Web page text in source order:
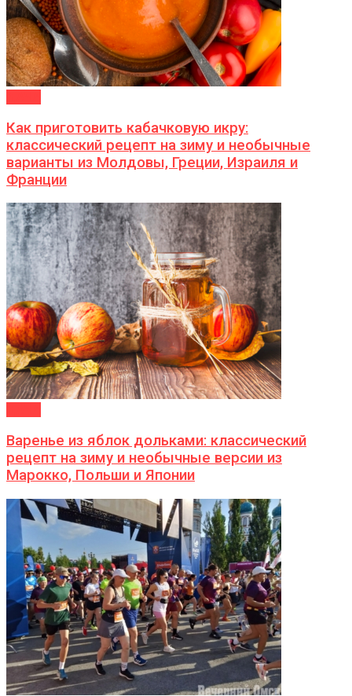
Как приготовить кабачковую икру:
классический рецепт на зиму и необычные
варианты из Молдовы, Греции, Израиля и
Франции
Варенье из яблок дольками: классический
рецепт на зиму и необычные версии из
Марокко, Польши и Японии